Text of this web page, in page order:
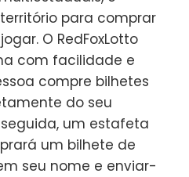
para comprar
O RedFoxLotto
com facilidade e
compre bilhetes
do seu
um estafeta
um bilhete de
seu nome e enviar-